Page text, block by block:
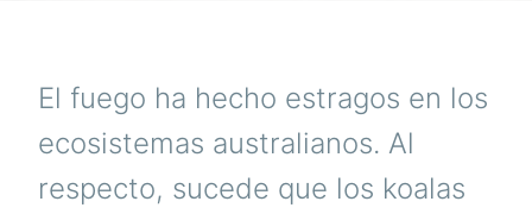
El fuego ha hecho estragos en los
ecosistemas australianos. Al
respecto, sucede que los koalas